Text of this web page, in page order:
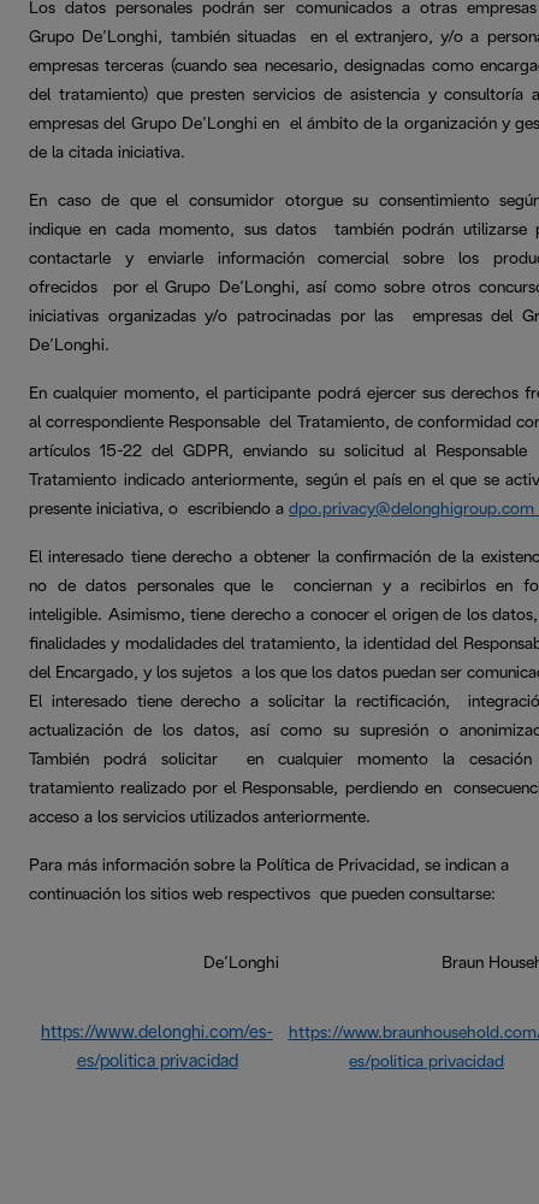
Los datos personales podrán ser comunicados a otras
Grupo De’Longhi, también situadas en el extranjero, y/o a
empresas terceras (cuando sea necesario, designadas como
del tratamiento) que presten servicios de asistencia y consultoría
empresas del Grupo De’Longhi en el ámbito de la organización y
de la citada iniciativa.
En caso de que el consumidor otorgue su consentimiento
indique en cada momento, sus datos también podrán utilizarse
contactarle y enviarle información comercial sobre los
ofrecidos por el Grupo De’Longhi, así como sobre otros
iniciativas organizadas y/o patrocinadas por las empresas del
De’Longhi.
En cualquier momento, el participante podrá ejercer sus derechos
al correspondiente Responsable del Tratamiento, de conformidad
artículos 15-22 del GDPR, enviando su solicitud al
Tratamiento indicado anteriormente, según el país en el que se
presente iniciativa, o escribiendo a dpo.privacy@delonghigroup.com
El interesado tiene derecho a obtener la confirmación de la
no de datos personales que le conciernan y a recibirlos en
inteligible. Asimismo, tiene derecho a conocer el origen de los
finalidades y modalidades del tratamiento, la identidad del
del Encargado, y los sujetos a los que los datos puedan ser
El interesado tiene derecho a solicitar la rectificación,
actualización de los datos, así como su supresión o
También podrá solicitar en cualquier momento la
tratamiento realizado por el Responsable, perdiendo en
acceso a los servicios utilizados anteriormente.
Para más información sobre la Política de Privacidad, se indican a
continuación los sitios web respectivos que pueden consultarse:
De’Longhi Braun
https://www.delonghi.com/es-
es/politica privacidad
https://
es/politica privacidad